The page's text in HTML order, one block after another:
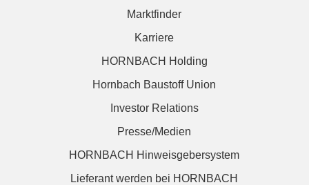
Marktfinder
Karriere
HORNBACH Holding
Hornbach Baustoff Union
Investor Relations
Presse/Medien
HORNBACH Hinweisgebersystem
Lieferant werden bei HORNBACH